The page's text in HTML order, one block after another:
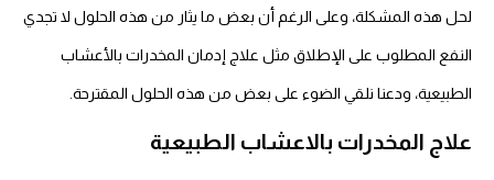
لحل هذه المشكلة، وعلى الرغم أن بعض ما يثار من هذه الحلول لا تجدي
النفع المطلوب على الإطلاق مثل علاج إدمان المخدرات بالأعشاب
الطبيعية، ودعنا نلقي الضوء على بعض من هذه الحلول المقترحة.
علاج المخدرات بالاعشاب الطبيعية